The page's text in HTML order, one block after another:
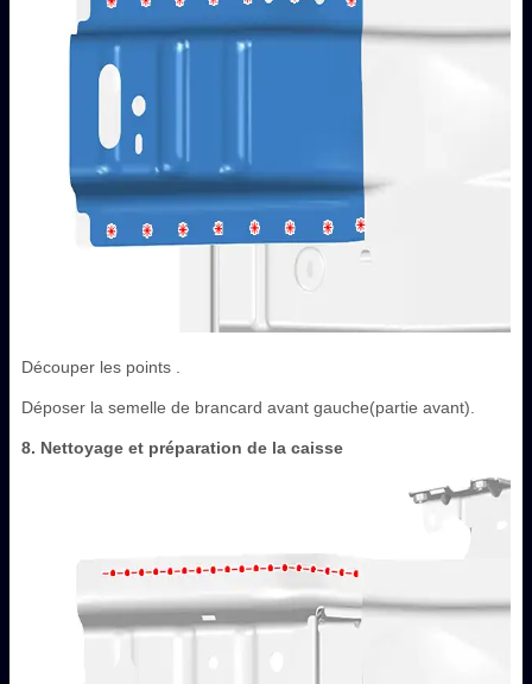
Découper les points .
Déposer la semelle de brancard avant gauche(partie avant).
8. Nettoyage et préparation de la caisse